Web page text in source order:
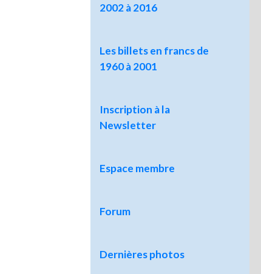
2002 à 2016
Les billets en francs de
1960 à 2001
Inscription à la
Newsletter
Espace membre
Forum
Dernières photos